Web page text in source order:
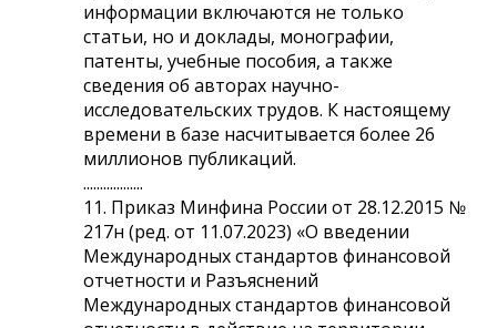
информации включаются не только
статьи, но и доклады, монографии,
патенты, учебные пособия, а также
сведения об авторах научно-
исследовательских трудов. К настоящему
времени в базе насчитывается более 26
миллионов публикаций.
..................
11. Приказ Минфина России от 28.12.2015 №
217н (ред. от 11.07.2023) «О введении
Международных стандартов финансовой
отчетности и Разъяснений
Международных стандартов финансовой